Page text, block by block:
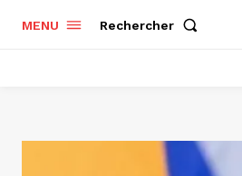
MENU Rechercher